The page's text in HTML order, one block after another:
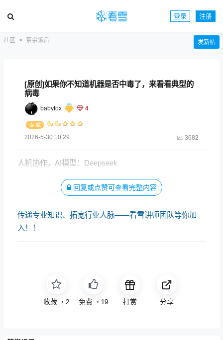
登录 注册
社区 茶余饭后 发新帖
[原创]如果你不知道机器是否中毒了，来看看典型的
病毒
babyfox 4
2026-5-30 10:29 3682
人机协作，AI模型：Deepseek
回复或点赞可查看完整内容
传递专业知识、拓宽行业人脉——看雪讲师团队等你加
入！！
收藏 ・ 2 免费 ・ 19 打赏 分享